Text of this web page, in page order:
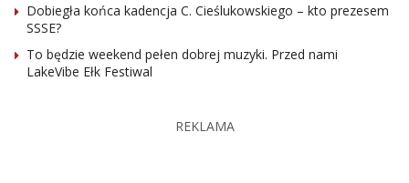
Dobiegła końca kadencja C. Cieślukowskiego – kto prezesem
SSSE?
To będzie weekend pełen dobrej muzyki. Przed nami
LakeVibe Ełk Festiwal
REKLAMA